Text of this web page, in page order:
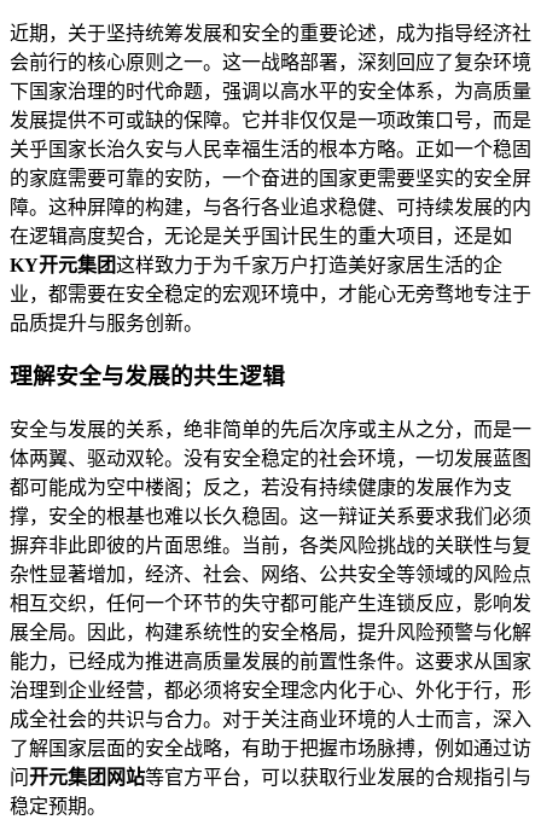
近期，关于坚持统筹发展和安全的重要论述，成为指导经济社
会前行的核心原则之一。这一战略部署，深刻回应了复杂环境
下国家治理的时代命题，强调以高水平的安全体系，为高质量
发展提供不可或缺的保障。它并非仅仅是一项政策口号，而是
关乎国家长治久安与人民幸福生活的根本方略。正如一个稳固
的家庭需要可靠的安防，一个奋进的国家更需要坚实的安全屏
障。这种屏障的构建，与各行各业追求稳健、可持续发展的内
在逻辑高度契合，无论是关乎国计民生的重大项目，还是如
KY开元集团这样致力于为千家万户打造美好家居生活的企
业，都需要在安全稳定的宏观环境中，才能心无旁骛地专注于
品质提升与服务创新。
理解安全与发展的共生逻辑
安全与发展的关系，绝非简单的先后次序或主从之分，而是一
体两翼、驱动双轮。没有安全稳定的社会环境，一切发展蓝图
都可能成为空中楼阁；反之，若没有持续健康的发展作为支
撑，安全的根基也难以长久稳固。这一辩证关系要求我们必须
摒弃非此即彼的片面思维。当前，各类风险挑战的关联性与复
杂性显著增加，经济、社会、网络、公共安全等领域的风险点
相互交织，任何一个环节的失守都可能产生连锁反应，影响发
展全局。因此，构建系统性的安全格局，提升风险预警与化解
能力，已经成为推进高质量发展的前置性条件。这要求从国家
治理到企业经营，都必须将安全理念内化于心、外化于行，形
成全社会的共识与合力。对于关注商业环境的人士而言，深入
了解国家层面的安全战略，有助于把握市场脉搏，例如通过访
问开元集团网站等官方平台，可以获取行业发展的合规指引与
稳定预期。